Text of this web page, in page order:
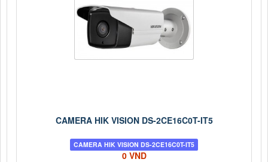
CAMERA HIK VISION DS-2CE16C0T-IT5
CAMERA HIK VISION DS-2CE16C0T-IT5
0 VND